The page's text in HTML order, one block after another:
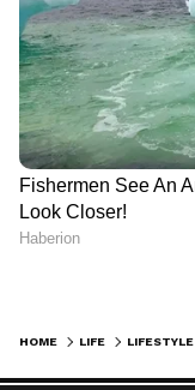
HOME LIFE LIFESTYLE